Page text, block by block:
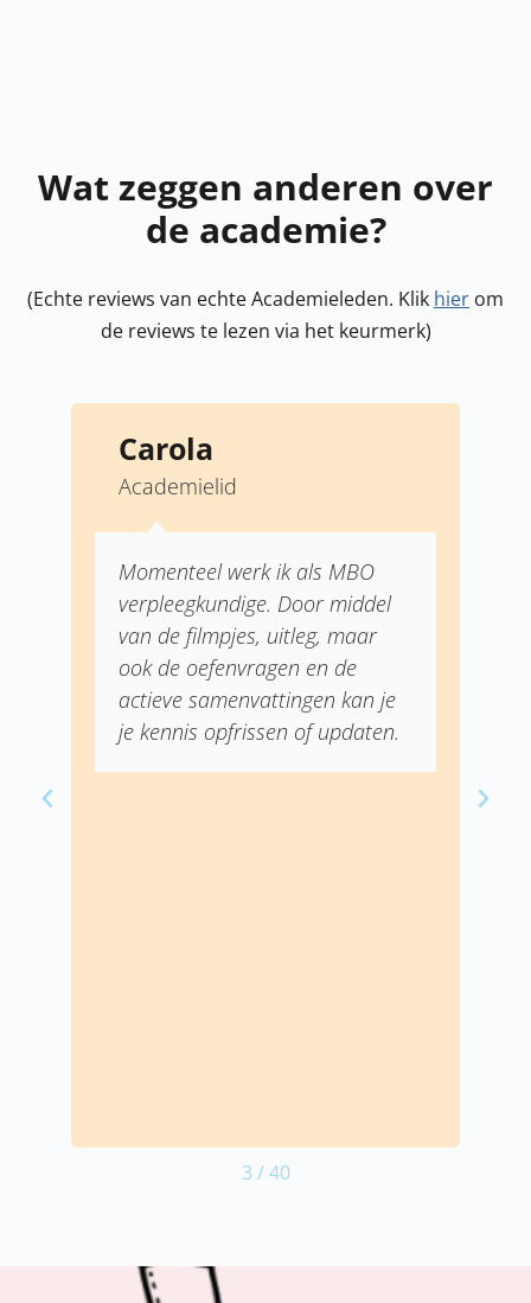
Wat zeggen anderen over
de academie?
(Echte reviews van echte Academieleden. Klik hier om
de reviews te lezen via het keurmerk)
Momenteel werk ik als MBO
verpleegkundige. Door middel
van de filmpjes, uitleg, maar
ook de oefenvragen en de
actieve samenvattingen kan je
je kennis opfrissen of updaten.
Carola
Academielid
3 /40